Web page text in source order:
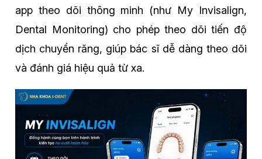
app theo dõi thông minh (như My Invisalign,
Dental Monitoring) cho phép theo dõi tiến độ
dịch chuyển răng, giúp bác sĩ dễ dàng theo dõi
và đánh giá hiệu quả từ xa.